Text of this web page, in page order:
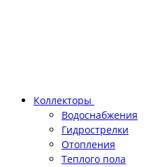
Коллекторы
Водоснабжения
Гидрострелки
Отопления
Теплого пола